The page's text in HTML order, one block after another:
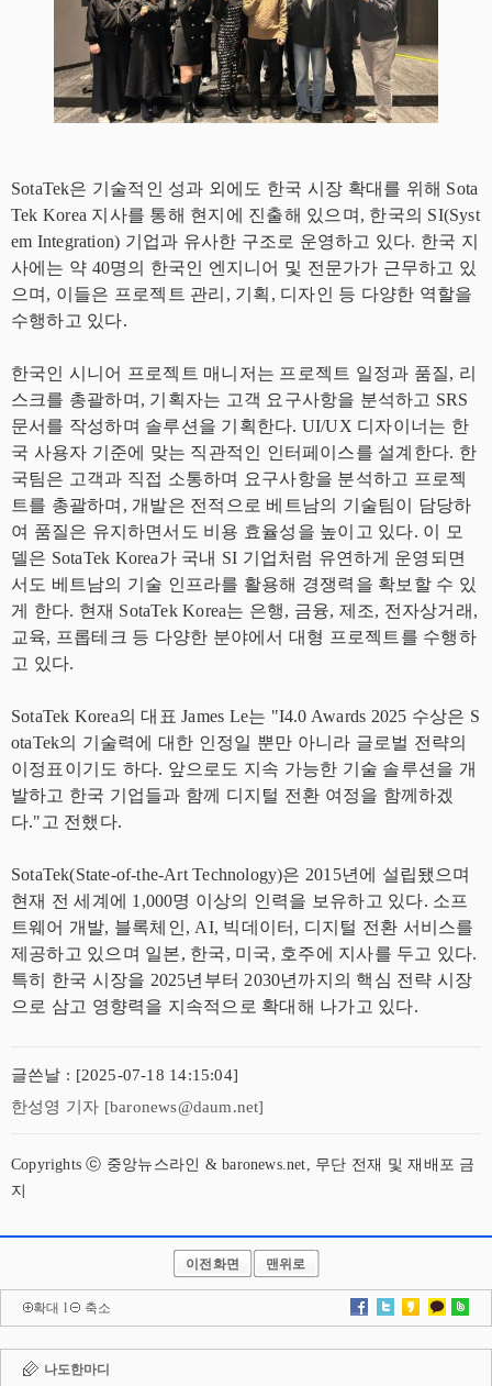
SotaTek은 기술적인 성과 외에도 한국 시장 확대를 위해 Sota
Tek Korea 지사를 통해 현지에 진출해 있으며, 한국의 SI(Syst
em Integration) 기업과 유사한 구조로 운영하고 있다. 한국 지
사에는 약 40명의 한국인 엔지니어 및 전문가가 근무하고 있
으며, 이들은 프로젝트 관리, 기획, 디자인 등 다양한 역할을
수행하고 있다.
한국인 시니어 프로젝트 매니저는 프로젝트 일정과 품질, 리
스크를 총괄하며, 기획자는 고객 요구사항을 분석하고 SRS
문서를 작성하며 솔루션을 기획한다. UI/UX 디자이너는 한
국 사용자 기준에 맞는 직관적인 인터페이스를 설계한다. 한
국팀은 고객과 직접 소통하며 요구사항을 분석하고 프로젝
트를 총괄하며, 개발은 전적으로 베트남의 기술팀이 담당하
여 품질은 유지하면서도 비용 효율성을 높이고 있다. 이 모
델은 SotaTek Korea가 국내 SI 기업처럼 유연하게 운영되면
서도 베트남의 기술 인프라를 활용해 경쟁력을 확보할 수 있
게 한다. 현재 SotaTek Korea는 은행, 금융, 제조, 전자상거래,
교육, 프롭테크 등 다양한 분야에서 대형 프로젝트를 수행하
고 있다.
SotaTek Korea의 대표 James Le는 "I4.0 Awards 2025 수상은 S
otaTek의 기술력에 대한 인정일 뿐만 아니라 글로벌 전략의
이정표이기도 하다. 앞으로도 지속 가능한 기술 솔루션을 개
발하고 한국 기업들과 함께 디지털 전환 여정을 함께하겠
다."고 전했다.
SotaTek(State-of-the-Art Technology)은 2015년에 설립됐으며
현재 전 세계에 1,000명 이상의 인력을 보유하고 있다. 소프
트웨어 개발, 블록체인, AI, 빅데이터, 디지털 전환 서비스를
제공하고 있으며 일본, 한국, 미국, 호주에 지사를 두고 있다.
특히 한국 시장을 2025년부터 2030년까지의 핵심 전략 시장
으로 삼고 영향력을 지속적으로 확대해 나가고 있다.
글쓴날 : [2025-07-18 14:15:04]
한성영 기자 [baronews@daum.net]
Copyrights ⓒ 중앙뉴스라인 & baronews.net, 무단 전재 및 재배포 금
지
이전화면 맨위로
확대 l 축소